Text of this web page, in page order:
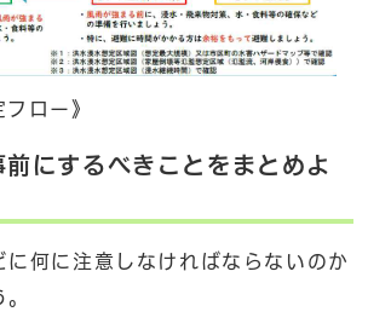
フロー》
にするべきことをまとめよ
に何に注意しなければならないのか